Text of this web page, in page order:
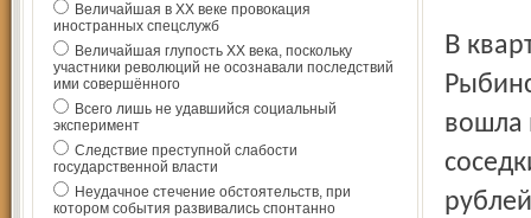
Величайшая в ХХ веке провокация
иностранных спецслужб
Величайшая глупость ХХ века, поскольку
участники революций не осознавали последствий
ими совершённого
Всего лишь не удавшийся социальный
эксперимент
Следствие преступной слабости
государственной власти
Неудачное стечение обстоятельств, при
котором события развивались спонтанно
В квартиру инвалида по зрению на Ошурковской улице в
вошла